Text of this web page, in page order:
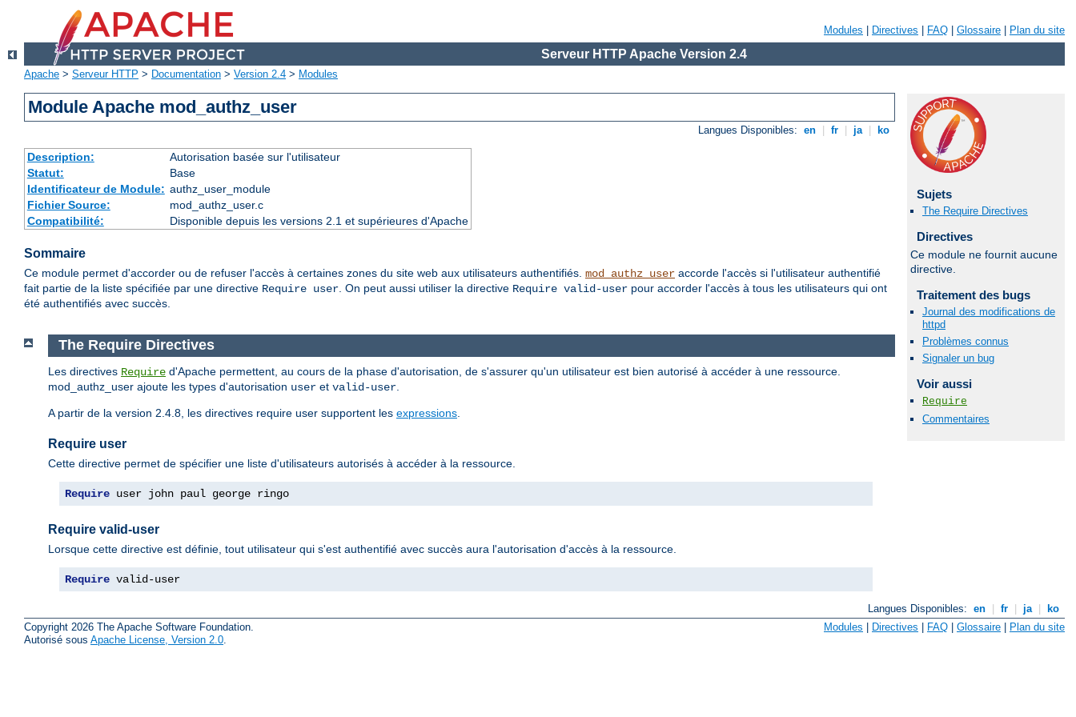
Modules Directives FAQ Glossaire Plan du site
Serveur HTTP Apache Version 2.4
Apache > Serveur HTTP > Documentation > Version 2.4 > Modules
Module Apache mod_authz_user
Langues Disponibles: en fr ja ko
Description:
Autorisation basée sur l'utilisateur
Statut:
Base
Identificateur de Module: authz_user_module
Fichier Source:
mod_authz_user.c
Compatibilité:
Disponible depuis les versions 2.1 et supérieures d'Apache
Sommaire
Ce module permet d'accorder ou de refuser l'accès à certaines zones du site web aux utilisateurs authentifiés. mod_authz_user accorde l'accès si l'utilisateur authentifié
fait partie de la liste spécifiée par une directive Require user. On peut aussi utiliser la directive Require valid-user pour accorder l'accès à tous les utilisateurs qui ont
été authentifiés avec succès.
Sujets
The Require Directives
Directives
Ce module ne fournit aucune
directive.
Traitement des bugs
Journal des modifications de
httpd
Problèmes connus
Signaler un bug
Voir aussi
Require
Commentaires
The Require Directives
Les directives Require d'Apache permettent, au cours de la phase d'autorisation, de s'assurer qu'un utilisateur est bien autorisé à accéder à une ressource.
mod_authz_user ajoute les types d'autorisation user et valid-user
A partir de la version 2.4.8, les directives require user supportent les expressions
Require user
Cette directive permet de spécifier une liste d'utilisateurs autorisés à accéder à la ressource.
Require user john paul george ringo
Require valid-user
Lorsque cette directive est définie, tout utilisateur qui s'est authentifié avec succès aura l'autorisation d'accès à la ressource.
Require valid-user
Langues Disponibles: en fr ja
ko
Copyright 2026 The Apache Software Foundation.
Autorisé sous Apache License, Version 2.0
Modules | Directives | FAQ | Glossaire | Plan du site